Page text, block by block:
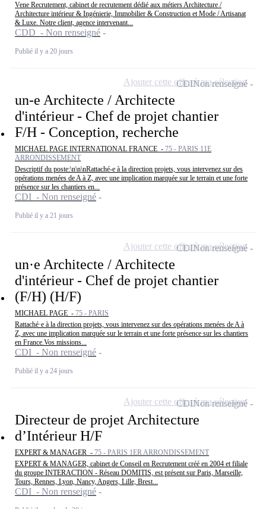
Vene Recrutement, cabinet de recrutement dédié aux métiers Architecture /
Architecture intérieur & Ingénierie, Immobilier & Construction et Mode / Artisanat
& Luxe. Notre client, agence intervenant...
CDD - Non renseigné
Publié il y a 20 jours
un-e Architecte / Architecte
d'intérieur - Chef de projet chantier
F/H - Conception, recherche
MICHAEL PAGE INTERNATIONAL FRANCE - 75 - PARIS 11E
ARRONDISSEMENT
Descriptif du poste:\n\n\nRattaché-e à la direction projets, vous intervenez sur des
opérations menées de A à Z, avec une implication marquée sur le terrain et une forte
présence sur les chantiers en...
CDI - Non renseigné
Publié il y a 21 jours
CDINon renseigné
Ajouter cette offre à ma sélection
un·e Architecte / Architecte
d'intérieur - Chef de projet chantier
(F/H) (H/F)
MICHAEL PAGE - 75 - PARIS
Rattaché·e à la direction projets, vous intervenez sur des opérations menées de A à
Z, avec une implication marquée sur le terrain et une forte présence sur les chantiers
en France.Vos missions...
CDI - Non renseigné
Publié il y a 24 jours
CDINon renseigné
Ajouter cette offre à ma sélection
Directeur de projet Architecture
d’Intérieur H/F
EXPERT & MANAGER - 75 - PARIS 1ER ARRONDISSEMENT
EXPERT & MANAGER, cabinet de Conseil en Recrutement créé en 2004 et filiale
du groupe INTERACTION - Réseau DOMITIS, est présent sur Paris, Marseille,
Tours, Rennes, Lyon, Nancy, Angers, Lille, Brest...
CDI - Non renseigné
CDINon renseigné
Ajouter cette offre à ma sélection